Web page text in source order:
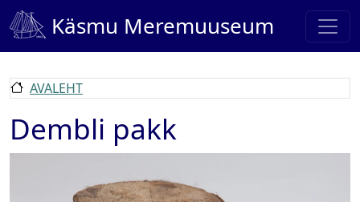
Liigu edasi põhisisu juurde
Käsmu Meremuuseum
AVALEHT
Dembli pakk